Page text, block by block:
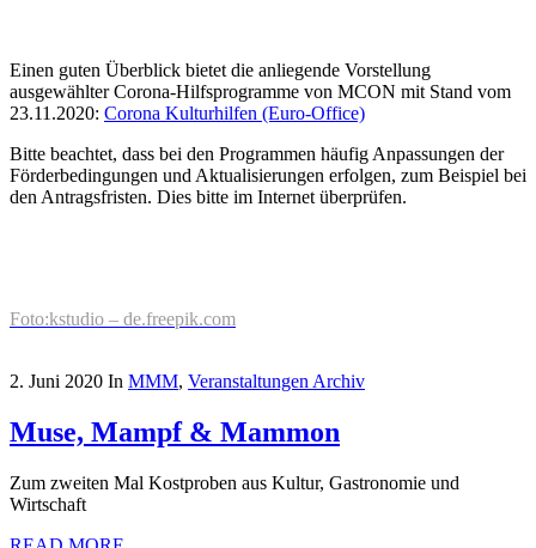
Einen guten Überblick bietet die anliegende Vorstellung
ausgewählter Corona-Hilfsprogramme von MCON mit Stand vom
23.11.2020: Corona Kulturhilfen (Euro-Office)
Bitte beachtet, dass bei den Programmen häufig Anpassungen der
Förderbedingungen und Aktualisierungen erfolgen, zum Beispiel bei
den Antragsfristen. Dies bitte im Internet überprüfen.
Foto:kstudio – de.freepik.com
2. Juni 2020 In MMM, Veranstaltungen Archiv
Muse, Mampf & Mammon
Zum zweiten Mal Kostproben aus Kultur, Gastronomie und
Wirtschaft